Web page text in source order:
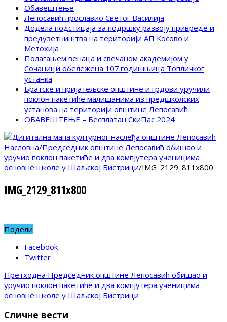
Обавештење
Лепосавић прославио Светог Василија
Додела подстицаја за подршку развоју привреде и
предузетништва на територији АП Косово и
Метохија
Полагањем венаца и свечаном академијом у
Сочаници обележена 107.годишњица Топличког
устанка
Братске и пријатељске општине и грдови уручили
поклон пакетиће малишанима из предшколских
установа на територији општине Лепосавић
ОБАВЕШТЕЊЕ – Бесплатан СкиПас 2024
Насловна/Председник општине Лепосавић обишао и
уручио поклон пакетиће и два компјутера ученицима
основне школе у Шаљској Бистрици/IMG_2129_811x800
IMG_2129_811x800
Подели
Facebook
Twitter
Претходна Председник општине Лепосавић обишао и
уручио поклон пакетиће и два компјутера ученицима
основне школе у Шаљској Бистрици
Сличне вести